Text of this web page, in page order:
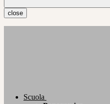
close
Scuola